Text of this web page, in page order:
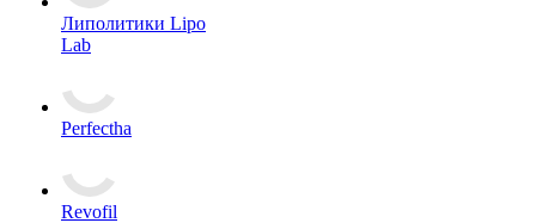
Липолитики Lipo
Lab
Perfectha
Revofil